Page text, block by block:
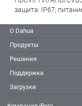
защита: IP67;
О Dahua
Продукты
Решения
Поддержка
Загрузки